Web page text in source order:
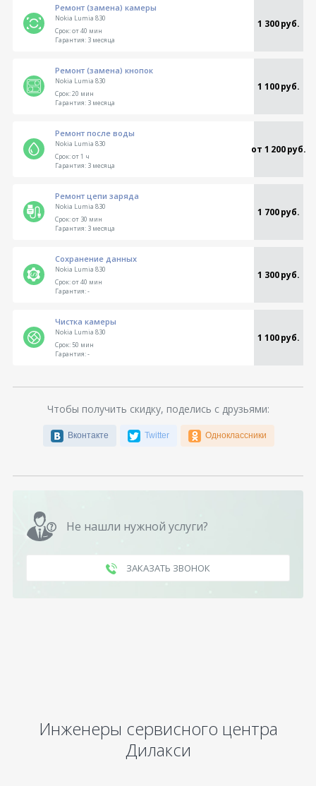
Ремонт (замена) камеры
Nokia Lumia 830 1 300 руб.
Срок:от 40 мин
Гарантия:3 месяца
Ремонт (замена) кнопок
Nokia Lumia 830 1 100 руб.
Срок:20 мин
Гарантия:3 месяца
Ремонт после воды
Nokia Lumia 830 от 1 200 руб.
Срок:от 1 ч
Гарантия:3 месяца
Ремонт цепи заряда
Nokia Lumia 830 1 700 руб.
Срок:от 30 мин
Гарантия:3 месяца
Сохранение данных
Nokia Lumia 830 1 300 руб.
Срок:от 40 мин
Гарантия:-
Чистка камеры
Nokia Lumia 830 1 100 руб.
Срок:50 мин
Гарантия:-
Чтобы получить скидку, поделись с друзьями:
Вконтакте Twitter Одноклассники
Не нашли нужной услуги?
ЗАКАЗАТЬ ЗВОНОК
Инженеры сервисного центра
Дилакси